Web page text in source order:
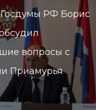
РФ Борис
вопросы с
Приамурья